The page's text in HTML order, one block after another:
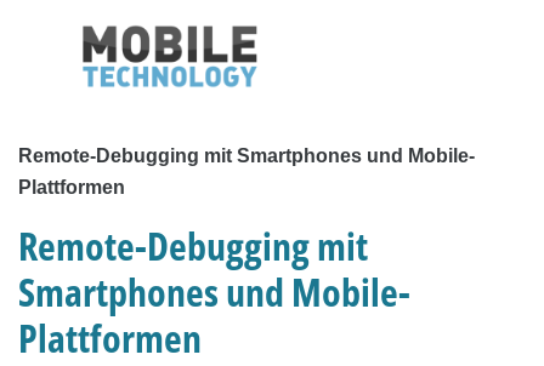
Remote-Debugging mit Smartphones und Mobile-
Plattformen
Remote-Debugging mit
Smartphones und Mobile-
Plattformen